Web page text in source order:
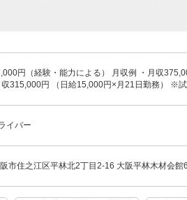
円（経験・能力による） 月収例 ・月収
収315,000円 （日給15,000円×月21日勤務） ※
イバー
阪市住之江区平林北2丁目2-16 大阪平林木材会館